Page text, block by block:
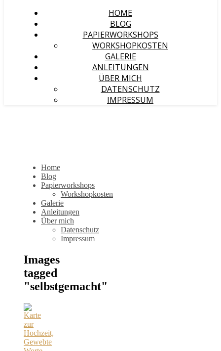
HOME
BLOG
PAPIERWORKSHOPS
WORKSHOPKOSTEN
GALERIE
ANLEITUNGEN
ÜBER MICH
DATENSCHUTZ
IMPRESSUM
Home
Blog
Papierworkshops
Workshopkosten
Galerie
Anleitungen
Über mich
Datenschutz
Impressum
Images
tagged
"selbstgemacht"